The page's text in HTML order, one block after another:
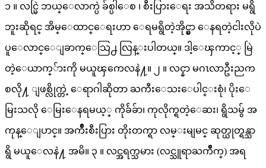
၁ ။ လင္မြဲ ဘယ္ေလာက္ပဲ ခ်စ္ပါေစ ၊ စီးပြားေရး အသိတရား မရွိ
ဘူးဆိုရင္ အိမ္ေထာင္ေရးဟာ ေရမရွိတဲ့အိုင္မွာ ေနရတဲ့ငါးလိုပဲ
ပူေလာင္ေျခာက္ေသြ႕ လြန္းပါတယ္။ ဒါ့ေၾကာင့္ မြဲ
တဲ့ေယာက္်ားကို မယူၾကေလနဲ႔။ ၂ ။ လင္နာ မဂၤလာဦးညက
စလို႔ ျဖစ္လိုက္တဲ့ ေရာဂါဆိုတာ ႀကီးေသးေပါင္းစုံ၊ ပိုးေ
မြးသလို ေမြးေနရမယ့္ ကိုခ်ဴခ်ာ၊ ကုလိုက္ရတဲ့ေဆး၊ ရွိသမွ် အ
ကုန္ေျပာင္။ အက်ိဳးစီးပြား တိုးတက္ရာ လမ္းမျမင္ ဆုတ္ယုတ္ရန္သာ
ရွိ မယူေလနဲ႔ အမိ။ ၃ ။ လင္အရက္သမား (လင္သူရာႀကိဳက္) အရ